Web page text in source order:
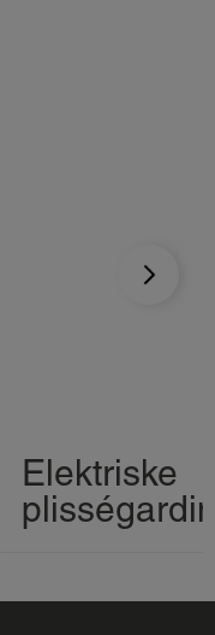
Elektriske